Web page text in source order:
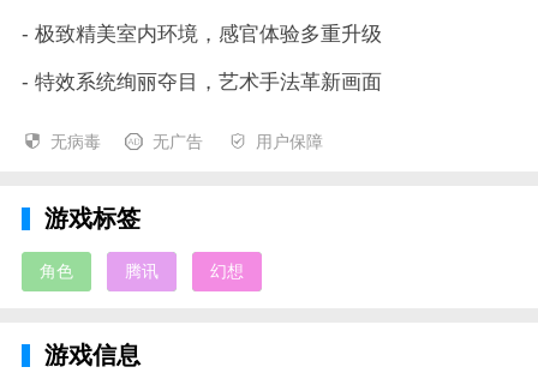
- 极致精美室内环境，感官体验多重升级
- 特效系统绚丽夺目，艺术手法革新画面
无病毒 无广告 用户保障
游戏标签
角色 腾讯 幻想
游戏信息